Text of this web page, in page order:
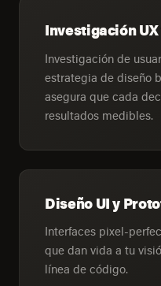
Investigación
Investigación de
estrategia de diseño
asegura que cada
resultados medibles.
Diseño UI y
Interfaces pixel-
que dan vida a tu
línea de código.